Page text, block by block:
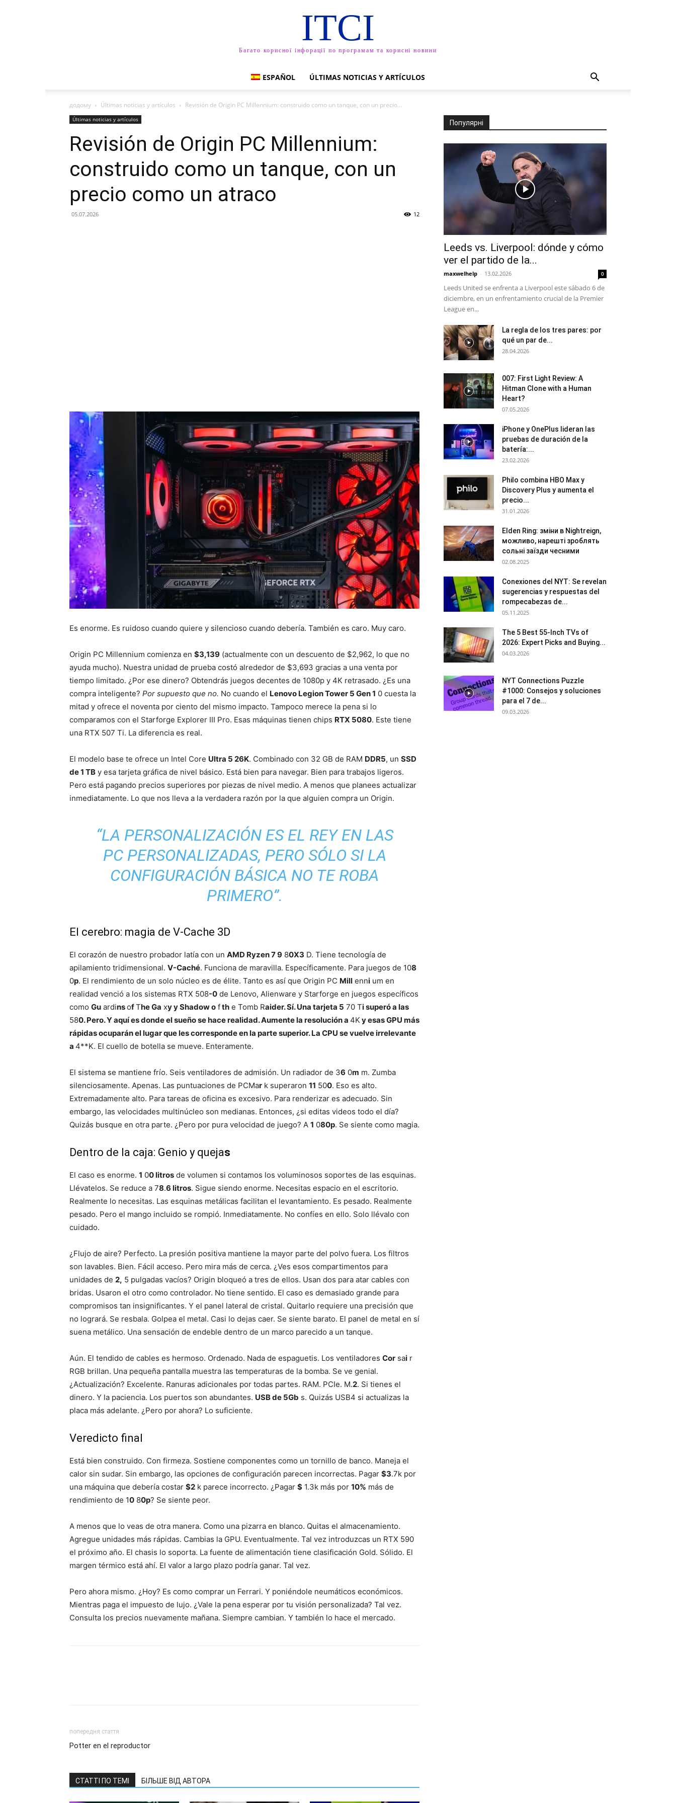
ITCI
Багато корисної інфорації по програмам та корисні новини
ESPAÑOL ÚLTIMAS NOTICIAS Y ARTÍCULOS
додому Últimas noticias y artículos Revisión de Origin PC Millennium: construido como un tanque, con un precio...
Últimas noticias y artículos
Revisión de Origin PC Millennium:
construido como un tanque, con un
precio como un atraco
05.07.2026 12
Es enorme. Es ruidoso cuando quiere y silencioso cuando debería. También es caro. Muy caro.
Origin PC Millennium comienza en $3,139 (actualmente con un descuento de $2,962, lo que no
ayuda mucho). Nuestra unidad de prueba costó alrededor de $3,693 gracias a una venta por
tiempo limitado. ¿Por ese dinero? Obtendrás juegos decentes de 1080p y 4K retrasado. ¿Es una
compra inteligente? Por supuesto que no. No cuando el Lenovo Legion Tower 5 Gen 1 0 cuesta la
mitad y ofrece el noventa por ciento del mismo impacto. Tampoco merece la pena si lo
comparamos con el Starforge Explorer III Pro. Esas máquinas tienen chips RTX 5080. Este tiene
una RTX 507 Ti. La diferencia es real.
El modelo base te ofrece un Intel Core Ultra 5 26K. Combinado con 32 GB de RAM DDR5, un SSD
de 1 TB y esa tarjeta gráfica de nivel básico. Está bien para navegar. Bien para trabajos ligeros.
Pero está pagando precios superiores por piezas de nivel medio. A menos que planees actualizar
inmediatamente. Lo que nos lleva a la verdadera razón por la que alguien compra un Origin.
“LA PERSONALIZACIÓN ES EL REY EN LAS
PC PERSONALIZADAS, PERO SÓLO SI LA
CONFIGURACIÓN BÁSICA NO TE ROBA
PRIMERO”.
El cerebro: magia de V-Cache 3D
El corazón de nuestro probador latía con un AMD Ryzen 7 9 80X3 D. Tiene tecnología de
apilamiento tridimensional. V-Caché. Funciona de maravilla. Específicamente. Para juegos de 108
0p. El rendimiento de un solo núcleo es de élite. Tanto es así que Origin PC Mill enni um en
realidad venció a los sistemas RTX 508-0 de Lenovo, Alienware y Starforge en juegos específicos
como Gu ardinsofThe Ga xy y Shadow o fth e Tomb Raider. Sí. Una tarjeta 5 70 Ti superó a las
580. Pero. Y aquí es donde el sueño se hace realidad. Aumente la resolución a 4K y esas GPU más
rápidas ocuparán el lugar que les corresponde en la parte superior. La CPU se vuelve irrelevante
a 4**K. El cuello de botella se mueve. Enteramente.
El sistema se mantiene frío. Seis ventiladores de admisión. Un radiador de 36 0m m. Zumba
silenciosamente. Apenas. Las puntuaciones de PCMar k superaron 11 500. Eso es alto.
Extremadamente alto. Para tareas de oficina es excesivo. Para renderizar es adecuado. Sin
embargo, las velocidades multinúcleo son medianas. Entonces, ¿si editas videos todo el día?
Quizás busque en otra parte. ¿Pero por pura velocidad de juego? A 1 080p. Se siente como magia.
Dentro de la caja: Genio y quejas
El caso es enorme. 1 00 litros de volumen si contamos los voluminosos soportes de las esquinas.
Llévatelos. Se reduce a 78.6 litros. Sigue siendo enorme. Necesitas espacio en el escritorio.
Realmente lo necesitas. Las esquinas metálicas facilitan el levantamiento. Es pesado. Realmente
pesado. Pero el mango incluido se rompió. Inmediatamente. No confíes en ello. Solo llévalo con
cuidado.
¿Flujo de aire? Perfecto. La presión positiva mantiene la mayor parte del polvo fuera. Los filtros
son lavables. Bien. Fácil acceso. Pero mira más de cerca. ¿Ves esos compartimentos para
unidades de 2, 5 pulgadas vacíos? Origin bloqueó a tres de ellos. Usan dos para atar cables con
bridas. Usaron el otro como controlador. No tiene sentido. El caso es demasiado grande para
compromisos tan insignificantes. Y el panel lateral de cristal. Quitarlo requiere una precisión que
no logrará. Se resbala. Golpea el metal. Casi lo dejas caer. Se siente barato. El panel de metal en sí
suena metálico. Una sensación de endeble dentro de un marco parecido a un tanque.
Aún. El tendido de cables es hermoso. Ordenado. Nada de espaguetis. Los ventiladores Cor sai r
RGB brillan. Una pequeña pantalla muestra las temperaturas de la bomba. Se ve genial.
¿Actualización? Excelente. Ranuras adicionales por todas partes. RAM. PCIe. M.2. Si tienes el
dinero. Y la paciencia. Los puertos son abundantes. USB de 5Gb s. Quizás USB4 si actualizas la
placa más adelante. ¿Pero por ahora? Lo suficiente.
Veredicto final
Está bien construido. Con firmeza. Sostiene componentes como un tornillo de banco. Maneja el
calor sin sudar. Sin embargo, las opciones de configuración parecen incorrectas. Pagar $3.7k por
una máquina que debería costar $2 k parece incorrecto. ¿Pagar $ 1.3k más por 10% más de
rendimiento de 10 80p? Se siente peor.
A menos que lo veas de otra manera. Como una pizarra en blanco. Quitas el almacenamiento.
Agregue unidades más rápidas. Cambias la GPU. Eventualmente. Tal vez introduzcas un RTX 590
el próximo año. El chasis lo soporta. La fuente de alimentación tiene clasificación Gold. Sólido. El
margen térmico está ahí. El valor a largo plazo podría ganar. Tal vez.
Pero ahora mismo. ¿Hoy? Es como comprar un Ferrari. Y poniéndole neumáticos económicos.
Mientras paga el impuesto de lujo. ¿Vale la pena esperar por tu visión personalizada? Tal vez.
Consulta los precios nuevamente mañana. Siempre cambian. Y también lo hace el mercado.
попередня стаття
Potter en el reproductor
СТАТТІ ПО ТЕМІ БІЛЬШЕ ВІД АВТОРА
Популярні
Leeds vs. Liverpool: dónde y cómo
ver el partido de la...
maxwelhelp - 13.02.2026 0
Leeds United se enfrenta a Liverpool este sábado 6 de
diciembre, en un enfrentamiento crucial de la Premier
League en...
La regla de los tres pares: por
qué un par de...
28.04.2026
007: First Light Review: A
Hitman Clone with a Human
Heart?
07.05.2026
iPhone y OnePlus lideran las
pruebas de duración de la
batería:...
23.02.2026
Philo combina HBO Max y
Discovery Plus y aumenta el
precio...
31.01.2026
Elden Ring: зміни в Nightreign,
можливо, нарешті зроблять
сольні заїзди чесними
02.08.2025
Conexiones del NYT: Se revelan
sugerencias y respuestas del
rompecabezas de...
05.11.2025
The 5 Best 55-Inch TVs of
2026: Expert Picks and Buying...
04.03.2026
NYT Connections Puzzle
#1000: Consejos y soluciones
para el 7 de...
09.03.2026